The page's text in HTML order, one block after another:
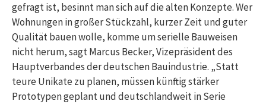
gefragt ist, besinnt man sich auf die alten Konzepte. Wer
Wohnungen in großer Stückzahl, kurzer Zeit und guter
Qualität bauen wolle, komme um serielle Bauweisen
nicht herum, sagt Marcus Becker, Vizepräsident des
Hauptverbandes der deutschen Bauindustrie. „Statt
teure Unikate zu planen, müssen künftig stärker
Prototypen geplant und deutschlandweit in Serie